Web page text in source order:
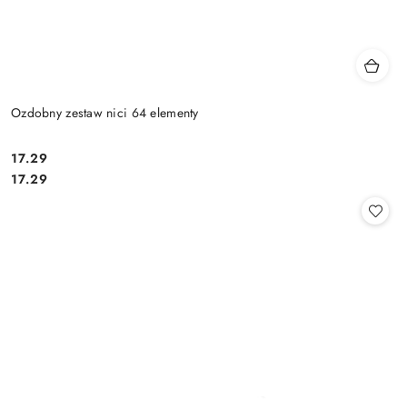
Ozdobny zestaw nici 64 elementy
Cena:
17.29
Cena:
17.29